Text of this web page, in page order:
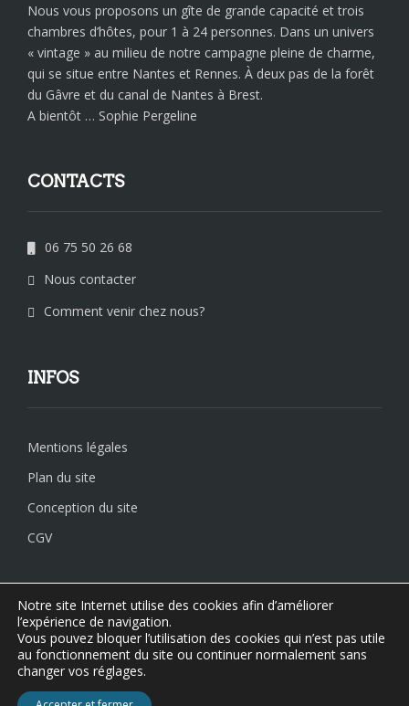
Nous vous proposons un gîte de grande capacité et trois
chambres d’hôtes, pour 1 à 24 personnes. Dans un univers
« vintage » au milieu de notre campagne pleine de charme,
qui se situe entre Nantes et Rennes. À deux pas de la forêt
du Gâvre et du canal de Nantes à Brest.
A bientôt … Sophie Pergeline
CONTACTS
06 75 50 26 68
Nous contacter
Comment venir chez nous?
INFOS
Mentions légales
Plan du site
Conception du site
CGV
Notre site Internet utilise des cookies afin d’améliorer
l’expérience de navigation.
Vous pouvez bloquer l’utilisation des cookies qui n’est pas utile
au fonctionnement du site ou continuer normalement sans
changer vos réglages.